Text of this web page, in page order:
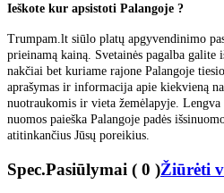
Ieškote kur apsistoti Palangoje ?
Trumpam.lt siūlo platų apgyvendinimo
prieinamą kainą. Svetainės pagalba galite
nakčiai bet kuriame rajone Palangoje
aprašymas ir informacija apie kiekvieną
nuotraukomis ir vieta žemėlapyje.
nuomos paieška Palangoje padės
atitinkančius Jūsų poreikius.
Spec.Pasiūlymai ( 0 )Žiūrėti